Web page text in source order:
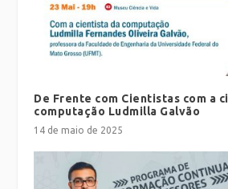
De Frente com Cientistas com a
computação Ludmilla Galvão
14 de maio de 2025